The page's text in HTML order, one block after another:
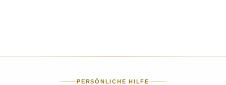
PERSÖNLICHE HILFE